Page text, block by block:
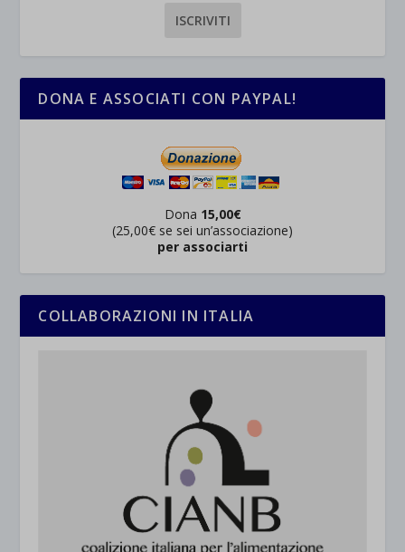
DONA E ASSOCIATI CON PAYPAL!
Dona 15,00€
(25,00€ se sei un’associazione)
per associarti
COLLABORAZIONI IN ITALIA